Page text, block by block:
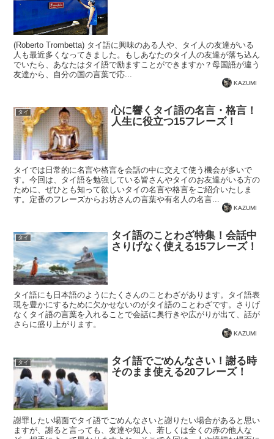
(Roberto Trombetta) タイ語に興味のある人や、タイ人の友達がいる
人も最近多くなってきました。もしあなたのタイ人の友達が落ち込ん
でいたら、あなたはタイ語で励ますことができますか？母国語が違う
友達から、自分の国の言葉で応...
KAZUMI
タイ
心に響くタイ語の名言・格言！
人生に役立つ15フレーズ！
タイでは日常的に名言や格言を会話の中に交えて使う機会が多いで
す。今回は、タイ語を勉強している皆さんやタイのお友達がいる方の
ために、ぜひとも知って欲しいタイの名言や格言をご紹介いたしま
す。定番のフレーズからお坊さんの言葉や有名人の名言...
KAZUMI
タイ
タイ語のことわざ特集！会話中
さりげなく使える15フレーズ！
タイ語にも日本語のようにたくさんのことわざがあります。タイ語表
現を豊かにするために欠かせないのがタイ語のことわざです。さりげ
なくタイ語の言葉を入れることで会話に奥行きや広がりが出て、話が
さらに盛り上がります。
KAZUMI
タイ
タイ語でごめんなさい！謝る時
そのまま使える20フレーズ！
謝罪したい場面でタイ語でごめんなさいと謝りたい場合があると思い
ますが、謝ると言っても、友達や知人、若しくは全くの赤の他人な